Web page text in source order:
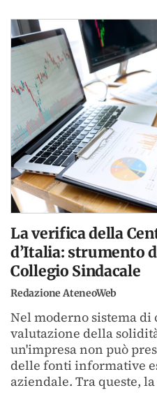
La verifica della
d’Italia: strumento
Collegio Sindacale
Redazione AteneoWeb
Nel moderno sistema
valutazione della
un'impresa non può
delle fonti informative
aziendale. Tra queste,